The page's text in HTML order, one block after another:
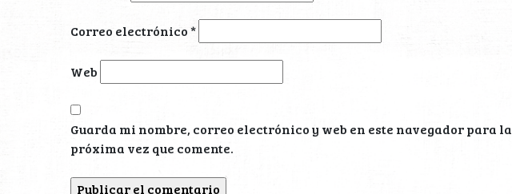
Correo electrónico*
Web
Guarda mi nombre, correo electrónico y web en este navegador para la
próxima vez que comente.